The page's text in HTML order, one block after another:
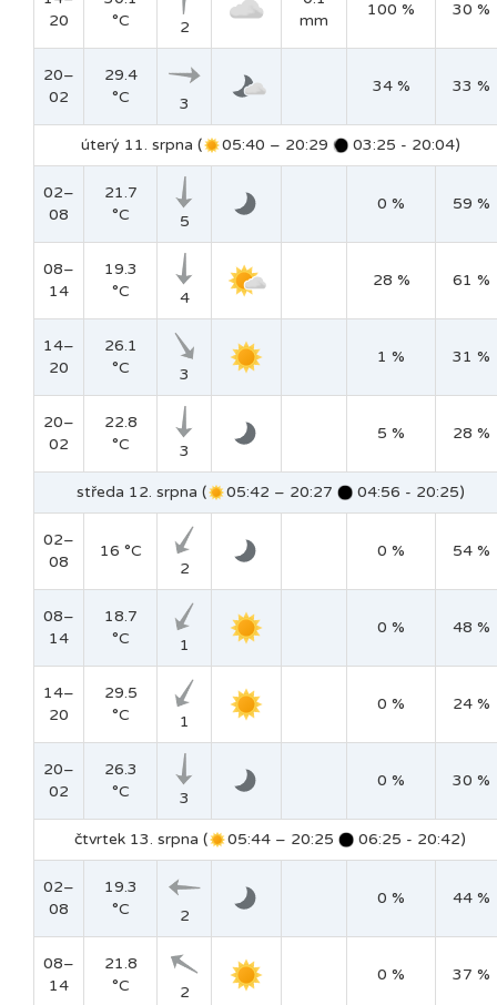
20
°C
2
mm
100 % 30 %
20–
02
29.4
°C
3
34 % 33 %
úterý 11. srpna ( 05:40 – 20:29 03:25 - 20:04)
02–
08
21.7
°C
5
0 % 59 %
08–
14
19.3
°C
4
28 % 61 %
14–
20
26.1
°C
3
1 % 31 %
20–
02
22.8
°C
3
5 % 28 %
středa 12. srpna ( 05:42 – 20:27 04:56 - 20:25)
02–
08
16 °C
2
0 % 54 %
08–
14
18.7
°C
1
0 % 48 %
14–
20
29.5
°C
1
0 % 24 %
20–
02
26.3
°C
3
0 % 30 %
čtvrtek 13. srpna ( 05:44 – 20:25 06:25 - 20:42)
02–
08
19.3
°C
2
0 % 44 %
08–
14
21.8
°C
2
0 % 37 %